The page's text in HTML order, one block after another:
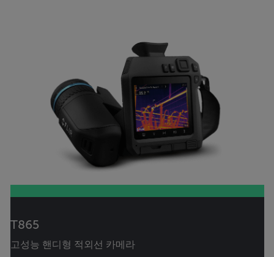
T865
고성능 핸디형 적외선 카메라